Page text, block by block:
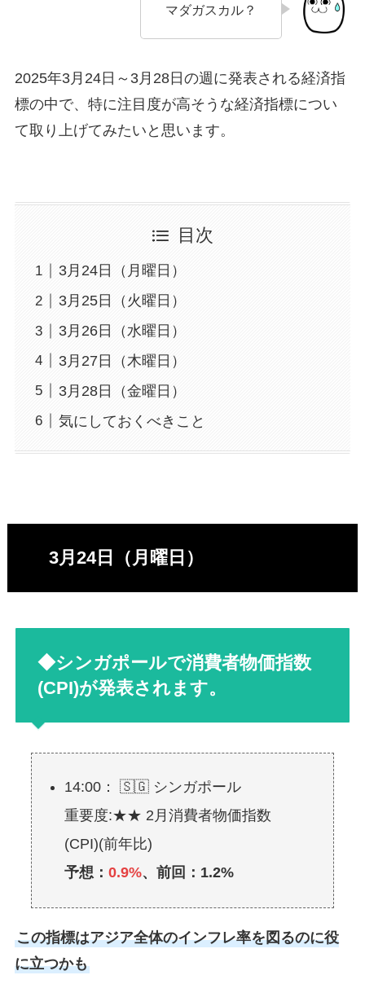
マダガスカル？
2025年3月24日～3月28日の週に発表される経済指
標の中で、特に注目度が高そうな経済指標につい
て取り上げてみたいと思います。
目次
3月24日（月曜日）
3月25日（火曜日）
3月26日（水曜日）
3月27日（木曜日）
3月28日（金曜日）
気にしておくべきこと
3月24日（月曜日）
◆シンガポールで消費者物価指数
(CPI)が発表されます。
14:00： 🇸🇬 シンガポール
重要度:★★ 2月消費者物価指数
(CPI)(前年比)
予想： 0.9%、前回：1.2%
この指標はアジア全体のインフレ率を図るのに役
に立つかも